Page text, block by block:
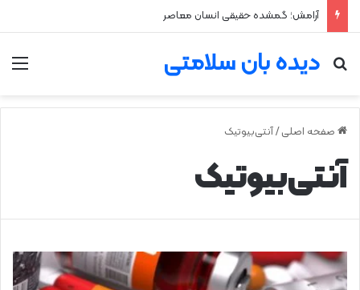
آرامش؛ گمشده حقیقی انسان معاصر
دیده بان سلامتی
جستجو برای
صفحه اصلی /آنتی‌بیوتیک‌
آنتی‌بیوتیک‌